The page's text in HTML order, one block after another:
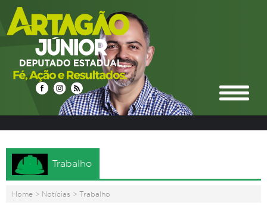
Trabalho
Home > Notícias > Trabalho